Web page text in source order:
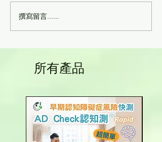
HyperIg® PL100高效免疫
球蛋白營養粉
撰寫留言......
所有產品